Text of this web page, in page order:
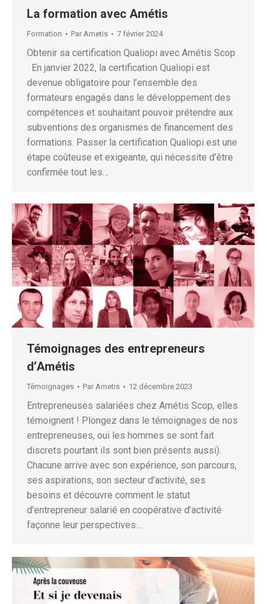
La formation avec Amétis
Formation Par Ametis 7 février 2024
Obtenir sa certification Qualiopi avec Amétis Scop
En janvier 2022, la certification Qualiopi est
devenue obligatoire pour l’ensemble des
formateurs engagés dans le développement des
compétences et souhaitant pouvoir prétendre aux
subventions des organismes de financement des
formations. Passer la certification Qualiopi est une
étape coûteuse et exigeante, qui nécessite d’être
confirmée tout les…
Témoignages des entrepreneurs
d’Amétis
Témoignages Par Ametis 12 décembre 2023
Entrepreneuses salariées chez Amétis Scop, elles
témoignent ! Plongez dans le témoignages de nos
entrepreneuses, oui les hommes se sont fait
discrets pourtant ils sont bien présents aussi).
Chacune arrive avec son expérience, son parcours,
ses aspirations, son secteur d’activité, ses
besoins et découvre comment le statut
d’entrepreneur salarié en coopérative d’activité
façonne leur perspectives…